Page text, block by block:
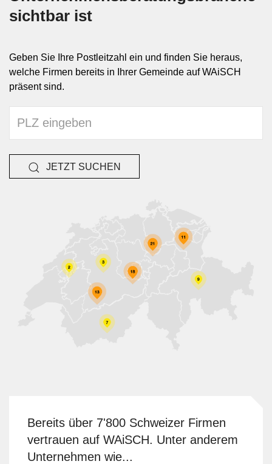
sichtbar ist
Geben Sie Ihre Postleitzahl ein und finden Sie heraus,
welche Firmen bereits in Ihrer Gemeinde auf WAiSCH
präsent sind.
JETZT SUCHEN
Bereits über 7'800 Schweizer Firmen
vertrauen auf WAiSCH. Unter anderem
Unternehmen wie...